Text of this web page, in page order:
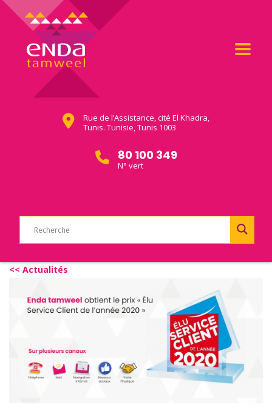
Rue de l’Assistance, cité El Khadra,
Tunis. Tunisie, Tunis 1003
80 100 349
N° vert
<< Actualités